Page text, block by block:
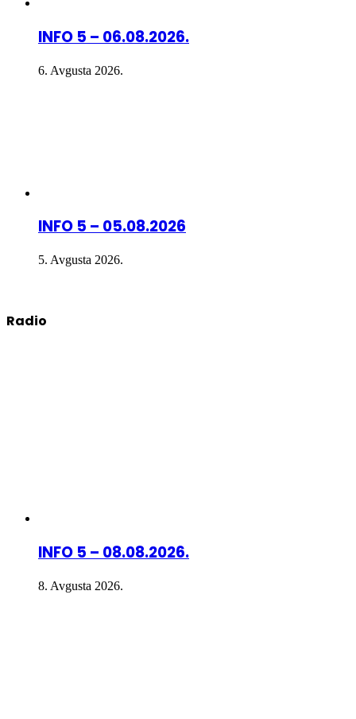
INFO 5 – 06.08.2026.
6. Avgusta 2026.
INFO 5 – 05.08.2026
5. Avgusta 2026.
Radio
INFO 5 – 08.08.2026.
8. Avgusta 2026.